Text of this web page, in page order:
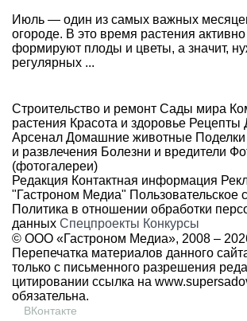
Июль — один из самых важных
огороде. В это время растения активно
формируют плоды и цветы, а значит,
регулярных ...
Строительство и ремонт Сады мира
растения Красота и здоровье Рецепты
Арсенал Домашние животные
и развлечения Болезни и вредители
(фотогалереи)
Редакция Контактная информация
"Гастроном Медиа" Пользовательское
Политика в отношении обработки
данных Спецпроекты Конкурсы
© ООО «Гастроном Медиа», 2008 –
Перепечатка материалов данного
только с письменного разрешения
цитировании ссылка на
обязательна.
ВКонтакте